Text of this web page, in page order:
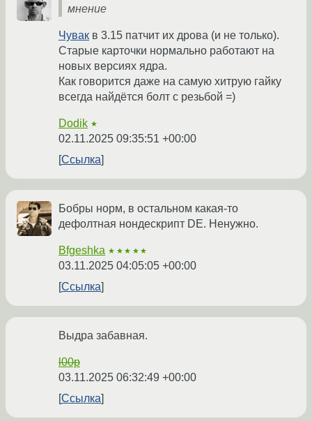
мнение
Чувак в 3.15 патчит их дрова (и не только).
Старые карточки нормально работают на
новых версиях ядра.
Как говорится даже на самую хитрую гайку
всегда найдётся болт с резьбой =)
Dodik ★
02.11.2025 09:35:51 +00:00
Ссылка
Бобры норм, в остальном какая-то
дефолтная нондескрипт DE. Ненужно.
Bfgeshka ★★★★★
03.11.2025 04:05:05 +00:00
Ссылка
Выдра забавная.
l00p
03.11.2025 06:32:49 +00:00
Ссылка